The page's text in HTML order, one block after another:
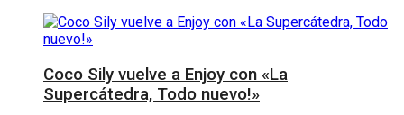
Coco Sily vuelve a Enjoy con «La
Supercátedra, Todo nuevo!»